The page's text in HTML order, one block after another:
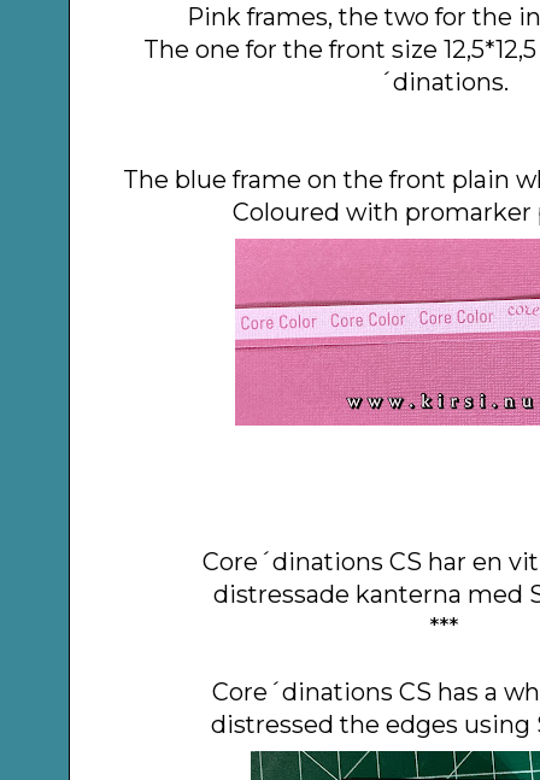
Pink frames, the two for the
The one for the front size
´dinations.
The blue frame on the front plain
Coloured with promarker
Core´dinations CS har en
distressade kanterna med
***
Core´dinations CS has a
distressed the edges using